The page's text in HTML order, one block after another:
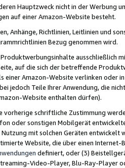
Hauptzweck nicht in der Werbung
auf einer Amazon-Website besteht.
Anhänge, Richtlinien, Leitlinien und
Bezug genommen wird.
ausschließlich
auf die sich der betreffende
einer Amazon-Website verlinken oder
jedoch Teile Ihrer Anwendung, die
Website enthalten dürfen).
vorherige schriftliche Zustimmung
oder sonstigen Mobilgerät
mit solchen Geräten
Website, die über einen
definiert, oder (3)
Video-Player, Blu-Ray-Player